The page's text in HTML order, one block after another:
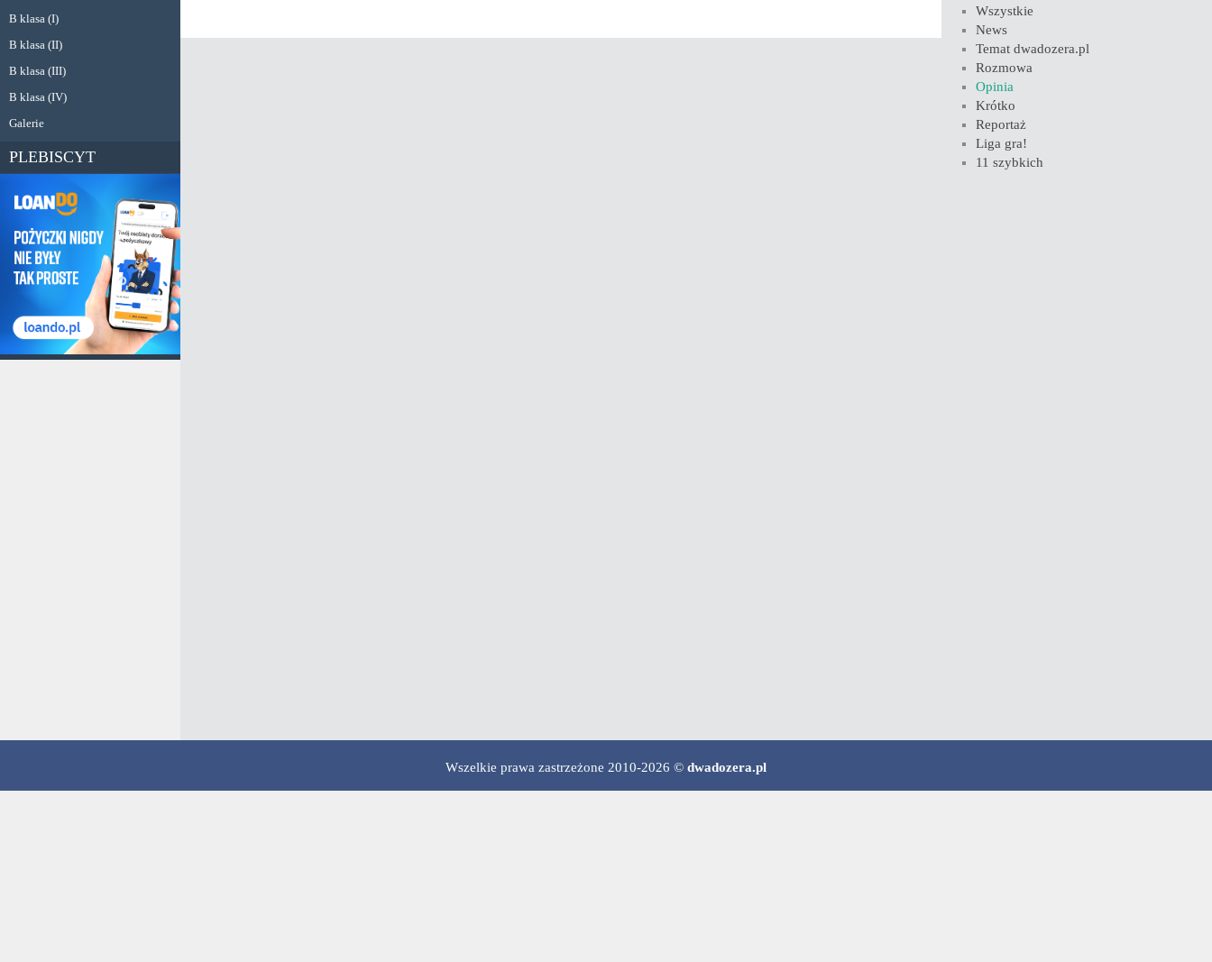
B klasa (I)
B klasa (II)
B klasa (III)
B klasa (IV)
Galerie
PLEBISCYT
Wszystkie
News
Temat dwadozera.pl
Rozmowa
Opinia
Krótko
Reportaż
Liga gra!
11 szybkich
Wszelkie prawa zastrzeżone 2010-2026 © dwadozera.pl